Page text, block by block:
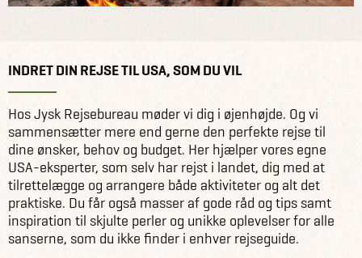
INDRET DIN REJSE TIL USA, SOM DU VIL
Hos Jysk Rejsebureau møder vi dig i øjenhøjde. Og vi
sammensætter mere end gerne den perfekte rejse til
dine ønsker, behov og budget. Her hjælper vores egne
USA-eksperter, som selv har rejst i landet, dig med at
tilrettelægge og arrangere både aktiviteter og alt det
praktiske. Du får også masser af gode råd og tips samt
inspiration til skjulte perler og unikke oplevelser for alle
sanserne, som du ikke finder i enhver rejseguide.